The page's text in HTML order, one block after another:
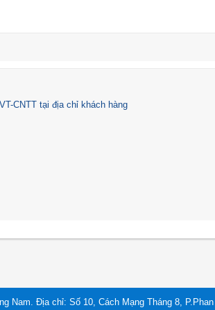
CNTT tại địa chỉ khách hàng
Nam. Địa chỉ: Số 10, Cách Mạng Tháng 8,